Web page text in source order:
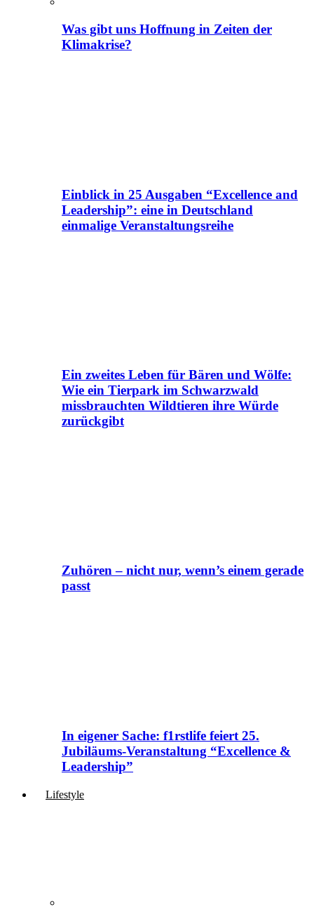
Was gibt uns Hoffnung in Zeiten der
Klimakrise?
Einblick in 25 Ausgaben “Excellence and
Leadership”: eine in Deutschland
einmalige Veranstaltungsreihe
Ein zweites Leben für Bären und Wölfe:
Wie ein Tierpark im Schwarzwald
missbrauchten Wildtieren ihre Würde
zurückgibt
Zuhören – nicht nur, wenn’s einem gerade
passt
In eigener Sache: f1rstlife feiert 25.
Jubiläums-Veranstaltung “Excellence &
Leadership”
Lifestyle